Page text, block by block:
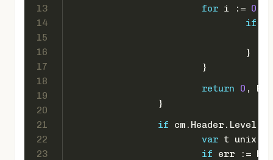
13
14
15
16
17
18
19
20
21
22
23
for i := 0
if
				}
			}
return
0 ,
		}
if cm.Header.Level ==
var t
if err :=